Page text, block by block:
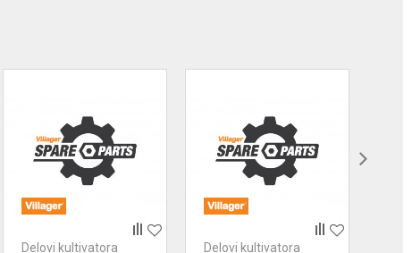
Delovi kultivatora
Delovi kultivatora